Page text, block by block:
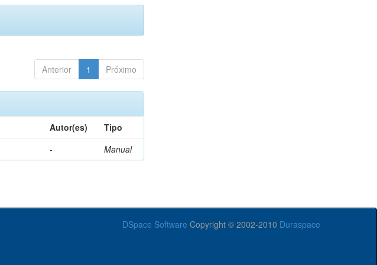
Anterior 1 Próximo
Autor(es)
Tipo
- Manual
DSpace Software Copyright © 2002-2010 Duraspace